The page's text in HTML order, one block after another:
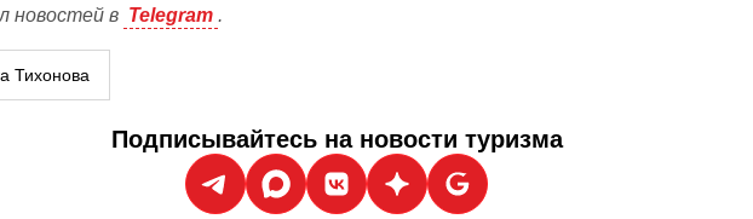
новостей в Telegram .
Тихонова
Подписывайтесь на новости туризма